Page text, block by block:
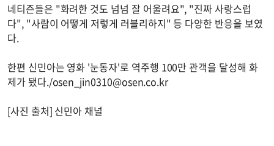
네티즌들은 "화려한 것도 넘넘 잘 어울려요", "진짜 사랑스럽
다", "사람이 어떻게 저렇게 러블리하지" 등 다양한 반응을 보였
다.
한편 신민아는 영화 '눈동자'로 역주행 100만 관객을 달성해 화
제가 됐다./osen_jin0310@osen.co.kr
[사진 출처] 신민아 채널